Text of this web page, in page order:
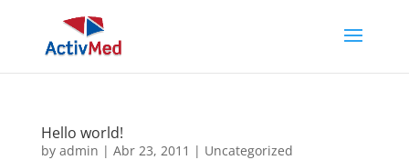
Hello world!
by admin | Abr 23, 2011 | Uncategorized